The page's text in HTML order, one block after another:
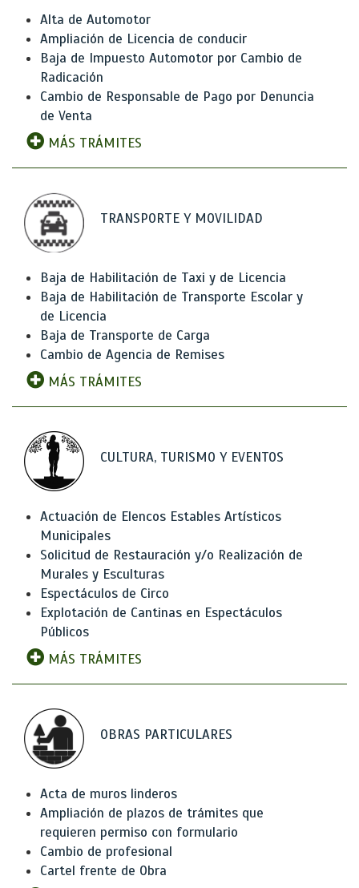
Alta de Automotor
Ampliación de Licencia de conducir
Baja de Impuesto Automotor por Cambio de
Radicación
Cambio de Responsable de Pago por Denuncia
de Venta
MÁS TRÁMITES
TRANSPORTE Y MOVILIDAD
Baja de Habilitación de Taxi y de Licencia
Baja de Habilitación de Transporte Escolar y
de Licencia
Baja de Transporte de Carga
Cambio de Agencia de Remises
MÁS TRÁMITES
CULTURA, TURISMO Y EVENTOS
Actuación de Elencos Estables Artísticos
Municipales
Solicitud de Restauración y/o Realización de
Murales y Esculturas
Espectáculos de Circo
Explotación de Cantinas en Espectáculos
Públicos
MÁS TRÁMITES
OBRAS PARTICULARES
Acta de muros linderos
Ampliación de plazos de trámites que
requieren permiso con formulario
Cambio de profesional
Cartel frente de Obra